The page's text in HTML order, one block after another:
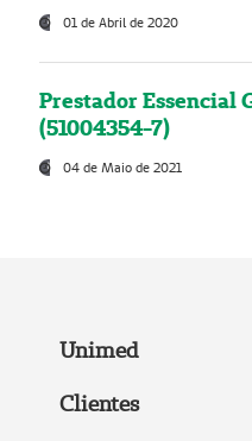
01 de Abril de 2020
Prestador Essencial
(51004354-7)
04 de Maio de 2021
Unimed
Clientes